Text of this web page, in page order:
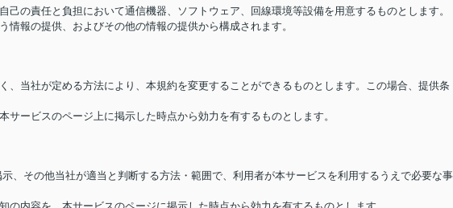
の責任と負担において通信機器、ソフトウェア、回線環境等設備を用意するものとします。
報の提供、およびその他の情報の提供から構成されます。
、当社が定める方法により、本規約を変更することができるものとします。この場合、提供条
ービスのページ上に掲示した時点から効力を有するものとします。
、その他当社が適当と判断する方法・範囲で、利用者が本サービスを利用するうえで必要な事